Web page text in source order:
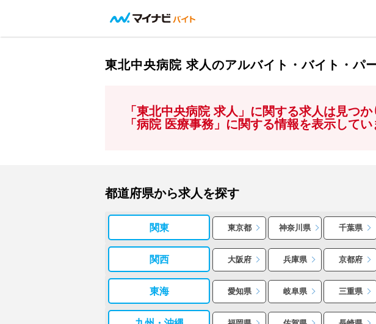
東北中央病院 求人のアルバイト・バイト・パ
「東北中央病院 求人」に関する求人は見つか
「病院 医療事務」に関する情報を表示してい
都道府県から求人を探す
関東 東京都 神奈川県 千葉県
関西 大阪府 兵庫県 京都府
東海 愛知県 岐阜県 三重県